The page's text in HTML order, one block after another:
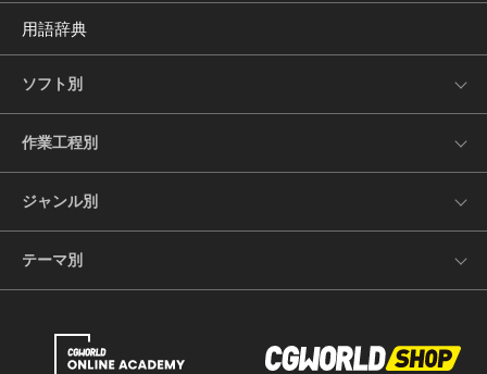
用語辞典
ソフト別
作業工程別
ジャンル別
テーマ別